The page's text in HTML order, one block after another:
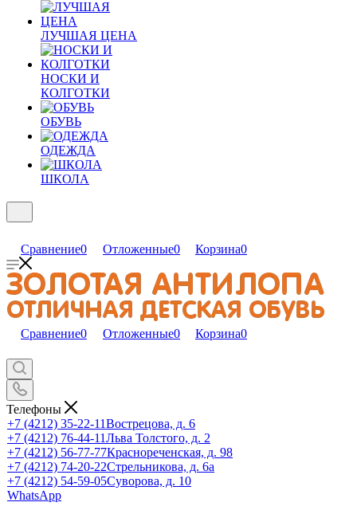
ЛУЧШАЯ ЦЕНА
НОСКИ И
КОЛГОТКИ
ОБУВЬ
ОДЕЖДА
ШКОЛА
Сравнение0 Отложенные0 Корзина0
Сравнение0 Отложенные0 Корзина0
Телефоны
+7 (4212) 35-22-11Вострецова, д. 6
+7 (4212) 76-44-11Льва Толстого, д. 2
+7 (4212) 56-77-77Краснореченская, д. 98
+7 (4212) 74-20-22Стрельникова, д. 6а
+7 (4212) 54-59-05Суворова, д. 10
WhatsApp